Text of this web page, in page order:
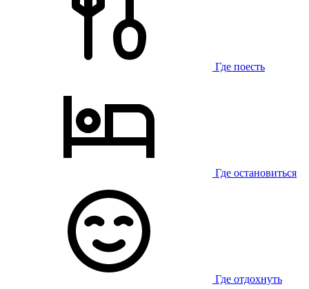
Где поесть
Где остановиться
Где отдохнуть